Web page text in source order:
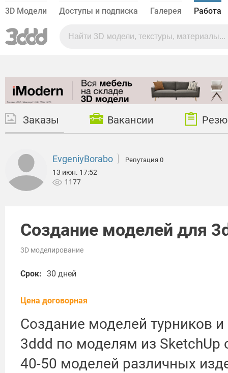
3D Модели Доступы и подписка Галерея Работа
Заказы Вакансии
EvgeniyBorabo Репутация 0
13 июн. 17:52
1177
Создание моделей для
3D моделирование
Срок: 30 дней
Цена договорная
Создание моделей турников
3ddd по моделям из SketchUp
40-50 моделей различных